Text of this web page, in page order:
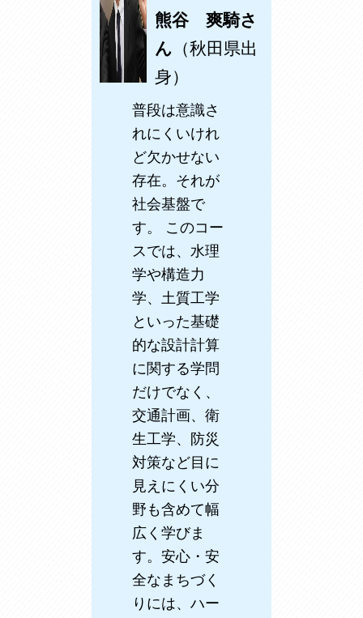
熊谷 爽騎さ
ん （秋田県出
身）
普段は意識さ
れにくいけれ
ど欠かせない
存在。それが
社会基盤で
す。 このコー
スでは、水理
学や構造力
学、土質工学
といった基礎
的な設計計算
に関する学問
だけでなく、
交通計画、衛
生工学、防災
対策など目に
見えにくい分
野も含めて幅
広く学びま
す。安心・安
全なまちづく
りには、ハー